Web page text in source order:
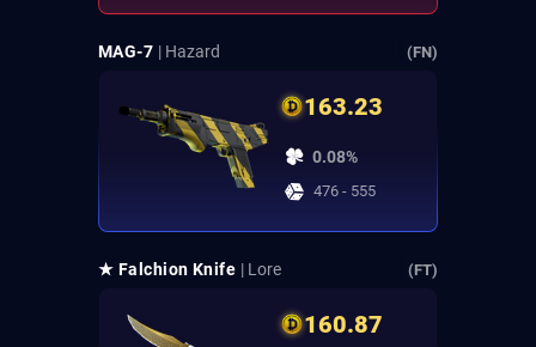
MAG-7 | Hazard (FN)
163.23
0.08%
476 - 555
★ Falchion Knife | Lore (FT)
160.87